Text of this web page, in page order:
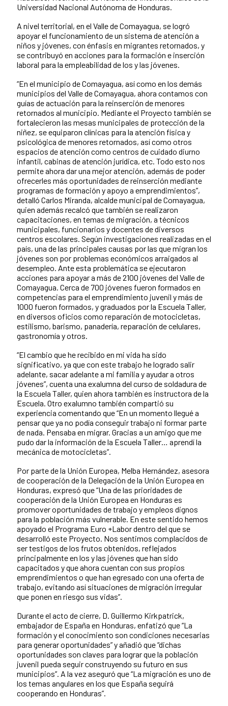
Universidad Nacional Autónoma de Honduras.
A nivel territorial, en el Valle de Comayagua, se logró
apoyar el funcionamiento de un sistema de atención a
niños y jóvenes, con énfasis en migrantes retornados, y
se contribuyó en acciones para la formación e inserción
laboral para la empleabilidad de los y las jóvenes.
“En el municipio de Comayagua, así como en los demás
municipios del Valle de Comayagua, ahora contamos con
guías de actuación para la reinserción de menores
retornados al municipio. Mediante el Proyecto también se
fortalecieron las mesas municipales de protección de la
niñez, se equiparon clínicas para la atención física y
psicológica de menores retornados, así como otros
espacios de atención como centros de cuidado diurno
infantil, cabinas de atención jurídica, etc. Todo esto nos
permite ahora dar una mejor atención, además de poder
ofrecerles más oportunidades de reinserción mediante
programas de formación y apoyo a emprendimientos”,
detalló Carlos Miranda, alcalde municipal de Comayagua,
quien además recalcó que también se realizaron
capacitaciones, en temas de migración, a técnicos
municipales, funcionarios y docentes de diversos
centros escolares. Según investigaciones realizadas en el
país, una de las principales causas por las que migran los
jóvenes son por problemas económicos arraigados al
desempleo. Ante esta problemática se ejecutaron
acciones para apoyar a más de 2100 jóvenes del Valle de
Comayagua. Cerca de 700 jóvenes fueron formados en
competencias para el emprendimiento juvenil y más de
1000 fueron formados, y graduados por la Escuela Taller,
en diversos oficios como reparación de motocicletas,
estilismo, barismo, panadería, reparación de celulares,
gastronomía y otros.
“El cambio que he recibido en mi vida ha sido
significativo, ya que con este trabajo he logrado salir
adelante, sacar adelante a mi familia y ayudar a otros
jóvenes”, cuenta una exalumna del curso de soldadura de
la Escuela Taller, quien ahora también es instructora de la
Escuela. Otro exalumno también compartió su
experiencia comentando que “En un momento llegué a
pensar que ya no podía conseguir trabajo ni formar parte
de nada. Pensaba en migrar. Gracias a un amigo que me
pudo dar la información de la Escuela Taller… aprendí la
mecánica de motocicletas”.
Por parte de la Unión Europea, Melba Hernández, asesora
de cooperación de la Delegación de la Unión Europea en
Honduras, expresó que “Una de las prioridades de
cooperación de la Unión Europea en Honduras es
promover oportunidades de trabajo y empleos dignos
para la población más vulnerable. En este sentido hemos
apoyado el Programa Euro +Labor dentro del que se
desarrolló este Proyecto. Nos sentimos complacidos de
ser testigos de los frutos obtenidos, reflejados
principalmente en los y las jóvenes que han sido
capacitados y que ahora cuentan con sus propios
emprendimientos o que han egresado con una oferta de
trabajo, evitando así situaciones de migración irregular
que ponen en riesgo sus vidas”.
Durante el acto de cierre, D. Guillermo Kirkpatrick,
embajador de España en Honduras, enfatizó que “La
formación y el conocimiento son condiciones necesarias
para generar oportunidades” y añadió que “dichas
oportunidades son claves para lograr que la población
juvenil pueda seguir construyendo su futuro en sus
municipios”. A la vez aseguró que “La migración es uno de
los temas angulares en los que España seguirá
cooperando en Honduras”.